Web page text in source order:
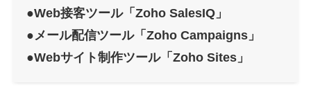
●Web接客ツール「Zoho SalesIQ」
●メール配信ツール「Zoho Campaigns」
●Webサイト制作ツール「Zoho Sites」